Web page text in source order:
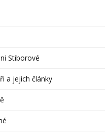
Stiborové
a jejich články